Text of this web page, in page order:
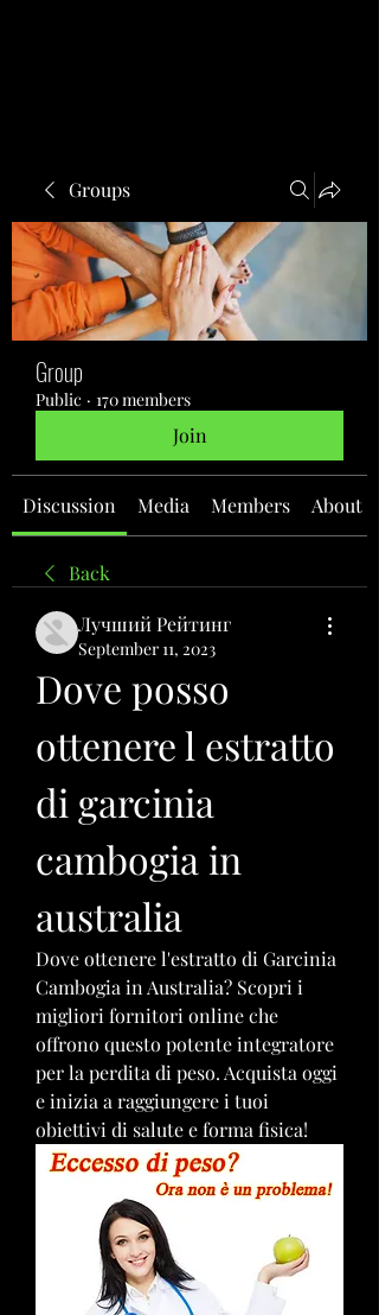
Groups
Group
Public · 170 members
Join
Discussion Media Members About
Back
Лучший Рейтинг
September 11, 2023
Dove posso
ottenere l estratto
di garcinia
cambogia in
australia
Dove ottenere l'estratto di Garcinia
Cambogia in Australia? Scopri i
migliori fornitori online che
offrono questo potente integratore
per la perdita di peso. Acquista oggi
e inizia a raggiungere i tuoi
obiettivi di salute e forma fisica!